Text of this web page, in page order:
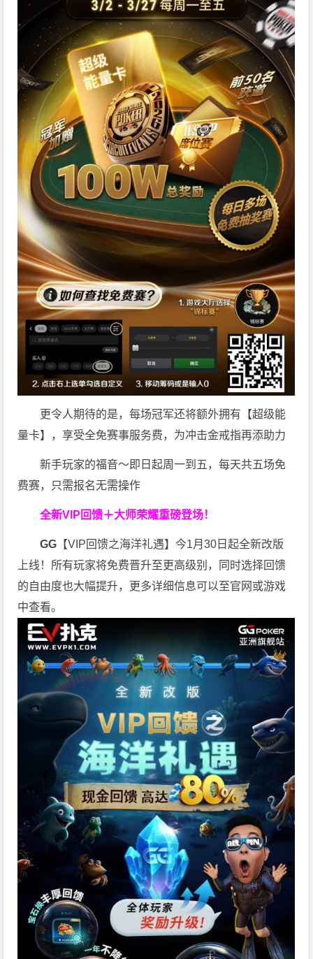
更令人期待的是，每场冠军还将额外拥有【超级能
量卡】，享受全免赛事服务费，为冲击金戒指再添助力
新手玩家的福音～即日起周一到五，每天共五场免
费赛，只需报名无需操作
全新VIP回馈＋大师荣耀重磅登场！
GG 【VIP回馈之海洋礼遇】今1月30日起全新改版
上线！所有玩家将免费晋升至更高级别，同时选择回馈
的自由度也大幅提升，更多详细信息可以至官网或游戏
中查看。